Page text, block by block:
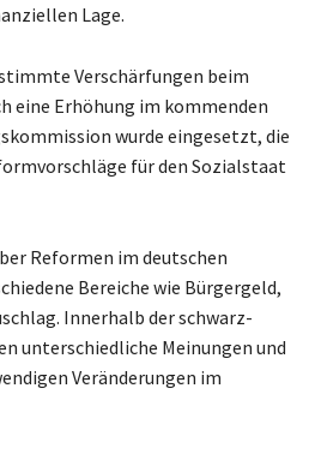
Lage.
Verschärfungen beim
eine Erhöhung im kommenden
wurde eingesetzt, die
für den Sozialstaat
Reformen im deutschen
Bereiche wie Bürgergeld,
Innerhalb der schwarz-
unterschiedliche Meinungen und
Veränderungen im